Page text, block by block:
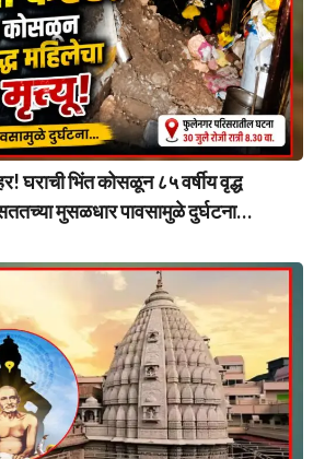
घराची भिंत कोसळून ८५ वर्षीय वृद्ध
मुसळधार पावसामुळे दुर्घटना…